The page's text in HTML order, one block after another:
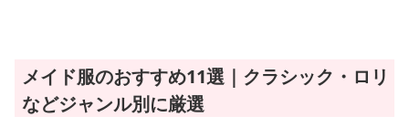
メイド服のおすすめ11選｜クラシック・ロリ
などジャンル別に厳選